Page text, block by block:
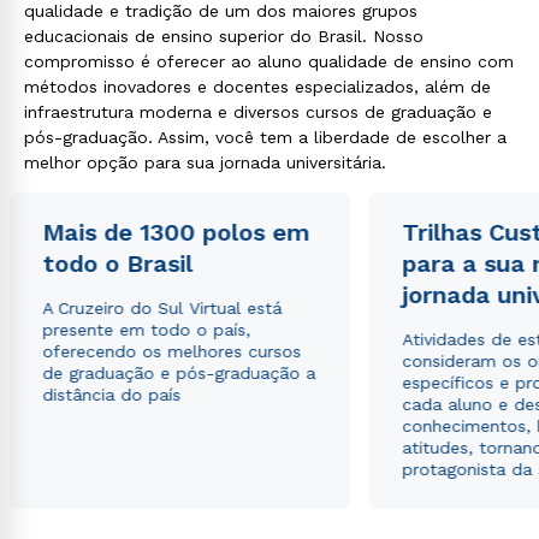
qualidade e tradição de um dos maiores grupos
educacionais de ensino superior do Brasil. Nosso
compromisso é oferecer ao aluno qualidade de ensino com
métodos inovadores e docentes especializados, além de
infraestrutura moderna e diversos cursos de graduação e
pós-graduação. Assim, você tem a liberdade de escolher a
melhor opção para sua jornada universitária.
Mais de 1300 polos em
todo o Brasil
A Cruzeiro do Sul Virtual está
presente em todo o país,
oferecendo os melhores cursos
de graduação e pós-graduação a
distância do país
Trilhas
para a sua
jornada
Atividades de
consideram os
específicos e
cada aluno e
conhecimentos,
atitudes,
protagonista da